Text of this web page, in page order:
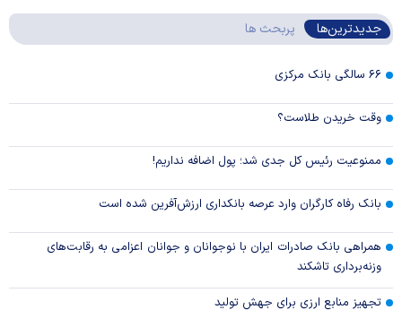
جدیدترین‌ها پربحث ها
۶۶ سالگی بانک مرکزی
وقت خریدن طلاست؟
ممنوعیت رئیس کل جدی شد؛ پول اضافه نداریم!
بانک رفاه کارگران وارد عرصه بانکداری ارزش‌آفرین شده است
همراهی بانک صادرات ایران با نوجوانان و جوانان اعزامی به رقابت‌های
وزنه‌برداری تاشکند
تجهیز منابع ارزی برای جهش تولید